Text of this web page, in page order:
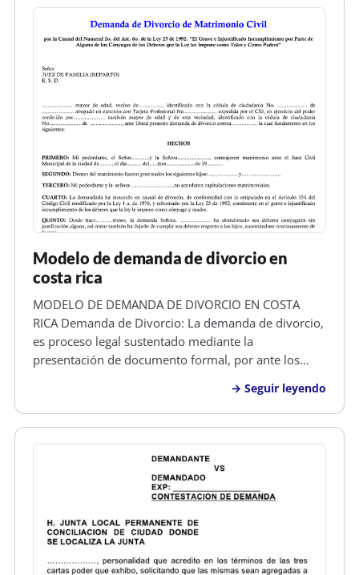
Modelo de demanda de divorcio en
costa rica
MODELO DE DEMANDA DE DIVORCIO EN COSTA
RICA Demanda de Divorcio: La demanda de divorcio,
es proceso legal sustentado mediante la
presentación de documento formal, por ante los
en el cual uno de los esposos, solicita a un Juez que
se abra un juicio para determinar si su…
Seguir leyendo